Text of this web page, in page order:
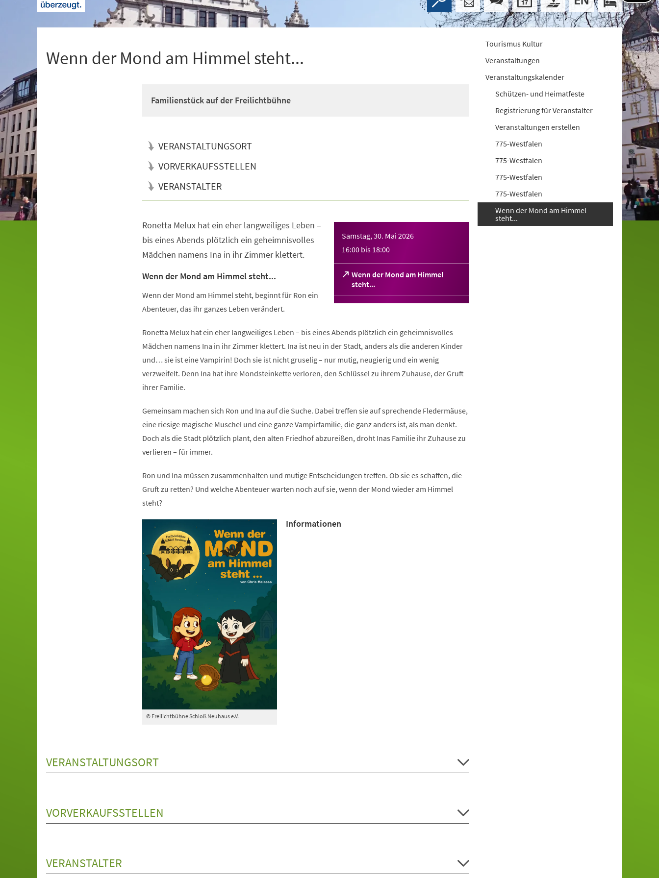
Wenn der Mond am Himmel steht...
Familienstück auf der Freilichtbühne
VERANSTALTUNGSORT
VORVERKAUFSSTELLEN
VERANSTALTER
Samstag, 30. Mai 2026
16:00 bis 18:00
Wenn der Mond am Himmel
steht...
(Öffnet
in
einem
Ronetta Melux hat ein eher langweiliges Leben –
bis eines Abends plötzlich ein geheimnisvolles
Mädchen namens Ina in ihr Zimmer klettert.
Wenn der Mond am Himmel steht...
Wenn der Mond am Himmel steht, beginnt für Ron ein
Abenteuer, das ihr ganzes Leben verändert.
Ronetta Melux hat ein eher langweiliges Leben – bis eines Abends plötzlich ein geheimnisvolles
Mädchen namens Ina in ihr Zimmer klettert. Ina ist neu in der Stadt, anders als die anderen Kinder
und… sie ist eine Vampirin! Doch sie ist nicht gruselig – nur mutig, neugierig und ein wenig
verzweifelt. Denn Ina hat ihre Mondsteinkette verloren, den Schlüssel zu ihrem Zuhause, der Gruft
ihrer Familie.
Gemeinsam machen sich Ron und Ina auf die Suche. Dabei treffen sie auf sprechende Fledermäuse,
eine riesige magische Muschel und eine ganze Vampirfamilie, die ganz anders ist, als man denkt.
Doch als die Stadt plötzlich plant, den alten Friedhof abzureißen, droht Inas Familie ihr Zuhause zu
verlieren – für immer.
Ron und Ina müssen zusammenhalten und mutige Entscheidungen treffen. Ob sie es schaffen, die
Gruft zu retten? Und welche Abenteuer warten noch auf sie, wenn der Mond wieder am Himmel
steht?
© Freilichtbühne Schloß Neuhaus e.V.
Informationen
VERANSTALTUNGSORT
VORVERKAUFSSTELLEN
VERANSTALTER
Tourismus Kultur
Veranstaltungen
Veranstaltungskalender
Schützen- und Heimatfeste
Registrierung für Veranstalter
Veranstaltungen erstellen
775-Westfalen
775-Westfalen
775-Westfalen
775-Westfalen
Wenn der Mond am Himmel
steht...